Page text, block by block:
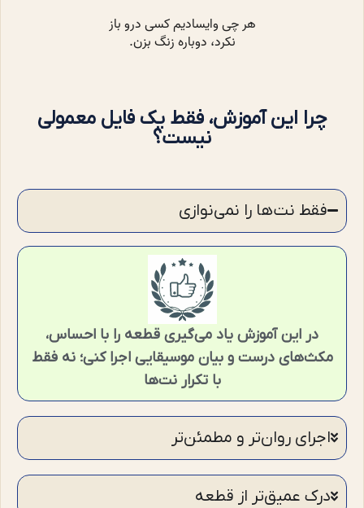
چرا این آموزش، فقط یک فایل معمولی
نیست؟
فقط نت‌ها را نمی‌نوازی
در این آموزش یاد می‌گیری قطعه را با احساس،
مکث‌های درست و بیان موسیقایی اجرا کنی؛ نه فقط
با تکرار نت‌ها
اجرای روان‌تر و مطمئن‌تر
درک عمیق‌تر از قطعه